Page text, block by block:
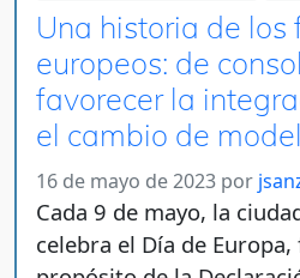
Una historia de los
europeos: de
favorecer la
el cambio de
16 de mayo de 2023 por
Cada 9 de mayo, la
celebra el Día de Europa,